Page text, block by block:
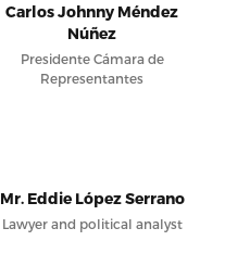
Carlos Johnny Méndez
Núñez
Presidente Cámara de
Representantes
Mr. Eddie López Serrano
Lawyer and political analyst